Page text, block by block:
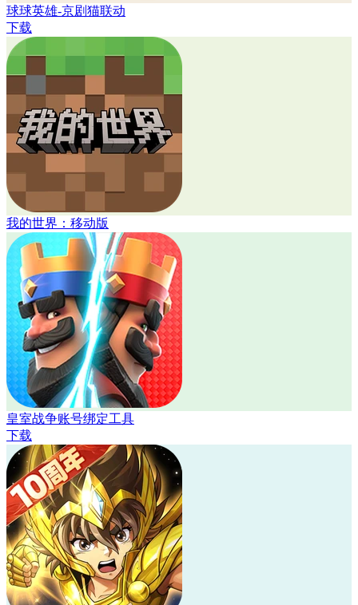
球球英雄-京剧猫联动
下载
我的世界：移动版
皇室战争账号绑定工具
下载